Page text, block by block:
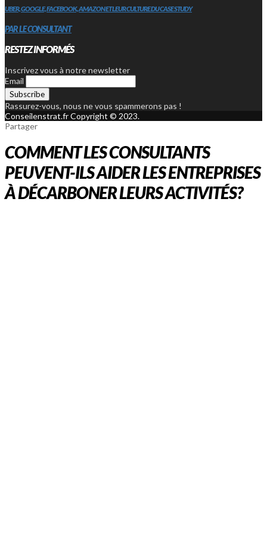
UBER, GOOGLE, FACEBOOK, AMAZON ET LEUR CULTURE DU CASE STUDY
PAR LE CONSULTANT
RESTEZ INFORMÉS
Inscrivez vous à notre newsletter
Email
Rassurez-vous, nous ne vous spammerons pas !
Conseilenstrat.fr Copyright © 2023.
Partager
COMMENT LES CONSULTANTS
PEUVENT-ILS AIDER LES ENTREPRISES
À DÉCARBONER LEURS ACTIVITÉS?